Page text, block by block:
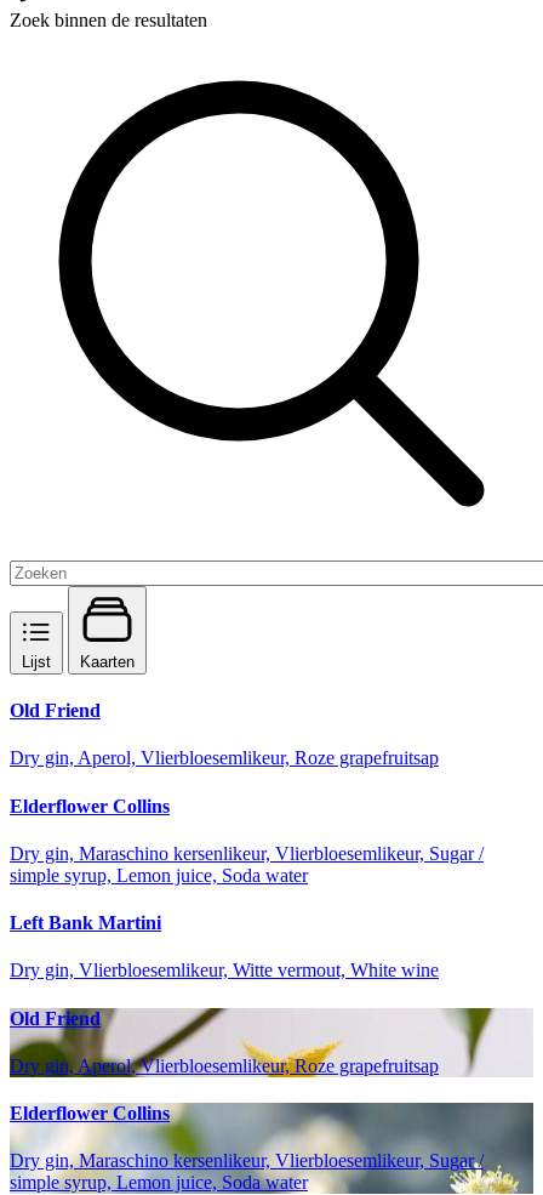
Zoek binnen de resultaten
Lijst Kaarten
Old Friend
Dry gin, Aperol, Vlierbloesemlikeur, Roze grapefruitsap
Elderflower Collins
Dry gin, Maraschino kersenlikeur, Vlierbloesemlikeur, Sugar /
simple syrup, Lemon juice, Soda water
Left Bank Martini
Dry gin, Vlierbloesemlikeur, Witte vermout, White wine
Old Friend
Dry gin, Aperol, Vlierbloesemlikeur, Roze grapefruitsap
Elderflower Collins
Dry gin, Maraschino kersenlikeur, Vlierbloesemlikeur, Sugar /
simple syrup, Lemon juice, Soda water